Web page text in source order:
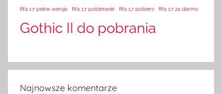
fifa 17 pełna wersja fifa 17 pobieranie fifa 17 pobierz fifa 17 za darmo
Gothic II do pobrania
Najnowsze komentarze